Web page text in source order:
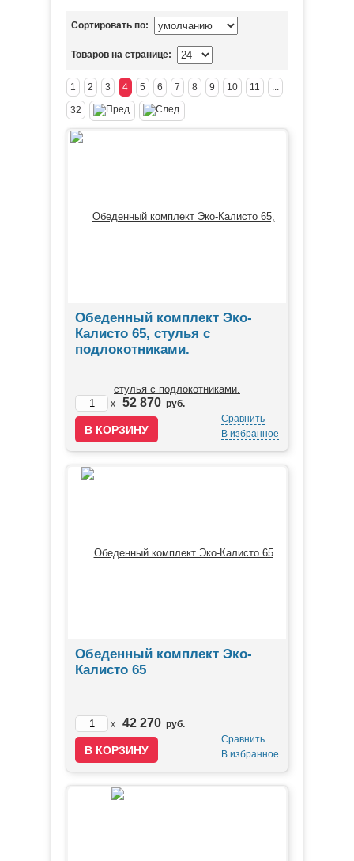
Сортировать по:
Товаров на странице:
1 2 3 4 5 6 7 8 9 10 11 ...
32
Обеденный комплект Эко-
Калисто 65, стулья с
подлокотниками.
x 52 870 руб.
Сравнить
В избранное
Обеденный комплект Эко-
Калисто 65
x 42 270 руб.
Сравнить
В избранное